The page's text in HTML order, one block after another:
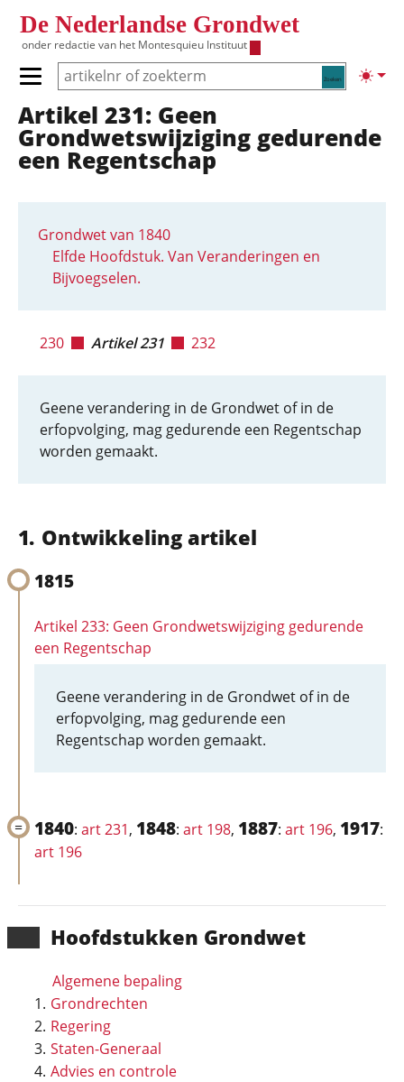
De Nederlandse Grondwet
onder redactie van het Montesquieu Instituut
Zoeken
Primair menu tonen/verbergen
Hoofdnavigatie
Hoofd­stukken Grondwet
Algemene bepaling
Grondrechten
Regering
Staten-Generaal
Advies en controle
Artikel 231: Geen
Grondwetswijziging gedurende
een Regentschap
Grondwet van 1840
Elfde Hoofdstuk. Van Veranderingen en
Bijvoegselen.
230 Artikel 231 232
Geene verandering in de Grondwet of in de
erfopvolging, mag gedurende een Regentschap
worden gemaakt.
Ontwikkeling artikel
1815
Artikel 233: Geen Grondwetswijziging gedurende
een Regentschap
Geene verandering in de Grondwet of in de
erfopvolging, mag gedurende een
Regentschap worden gemaakt.
1840: art 231, 1848: art 198, 1887: art 196, 1917:
art 196